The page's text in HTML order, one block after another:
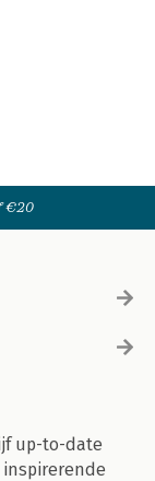
€20
up-to-date